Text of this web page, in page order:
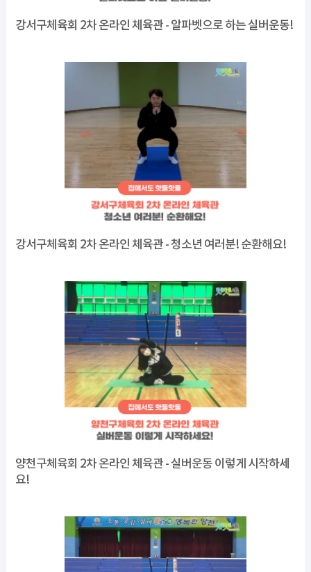
강서구체육회 2차 온라인 체육관 - 알파벳으로 하는 실버운동!
강서구체육회 2차 온라인 체육관 - 청소년 여러분! 순환해요!
양천구체육회 2차 온라인 체육관 - 실버운동 이렇게 시작하세
요!